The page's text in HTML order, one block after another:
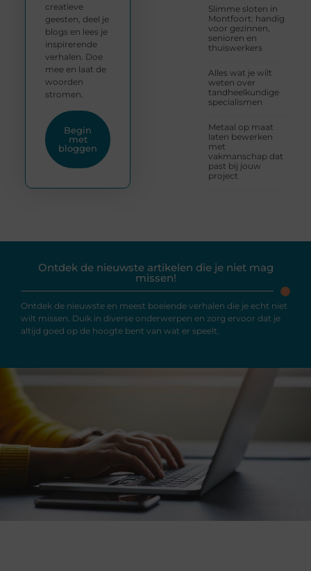
Slimme sloten in
Montfoort: handig
voor gezinnen,
senioren en
thuiswerkers
Alles wat je wilt
weten over
tandheelkundige
specialismen
Metaal op maat
laten bewerken
met
vakmanschap dat
past bij jouw
project
creatieve
geesten, deel je
blogs en lees je
inspirerende
verhalen. Doe
mee en laat de
woorden
stromen.
Begin
met
bloggen
Ontdek de nieuwste artikelen die je niet mag
missen!
Ontdek de nieuwste en meest boeiende verhalen die je echt niet
wilt missen. Duik in diverse onderwerpen en zorg ervoor dat je
altijd goed op de hoogte bent van wat er speelt.